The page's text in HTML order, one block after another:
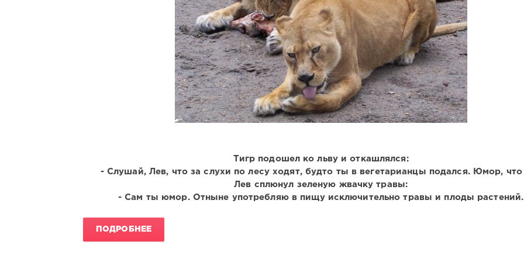
Тигр подошел ко льву и откашлялся:
- Слушай, Лев, что за слухи по лесу ходят, будто ты в вегетарианцы подался. Юмор, что
Лев сплюнул зеленую жвачку травы:
- Сам ты юмор. Отныне употребляю в пищу исключительно травы и плоды растений.
ПОДРОБНЕЕ